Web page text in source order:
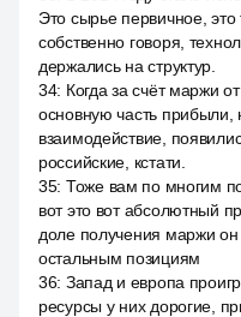
Это сырье первичное,
собственно говоря,
держались на структур.
34: Когда за счёт маржи
основную часть прибыли,
взаимодействие,
российские, кстати.
35: Тоже вам по многим
вот это вот абсолютный
доле получения маржи он
остальным позициям
36: Запад и европа
ресурсы у них дорогие,